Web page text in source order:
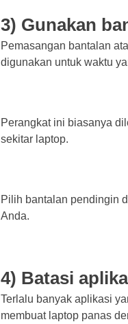
3) Gunakan
Pemasangan bantalan
digunakan untuk waktu
Perangkat ini biasanya
sekitar laptop.
Pilih bantalan pendingin
Anda.
4) Batasi
Terlalu banyak aplikasi
membuat laptop panas